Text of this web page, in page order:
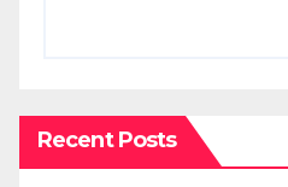
Recent Posts